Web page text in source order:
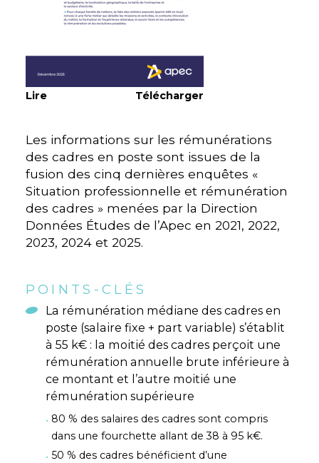
Lire Télécharger
Les informations sur les rémunérations
des cadres en poste sont issues de la
fusion des cinq dernières enquêtes «
Situation professionnelle et rémunération
des cadres » menées par la Direction
Données Études de l’Apec en 2021, 2022,
2023, 2024 et 2025.
POINTS-CLÉS
La rémunération médiane des cadres en
poste (salaire fixe + part variable) s’établit
à 55 k€ : la moitié des cadres perçoit une
rémunération annuelle brute inférieure à
ce montant et l’autre moitié une
rémunération supérieure
80 % des salaires des cadres sont compris
dans une fourchette allant de 38 à 95 k€.
50 % des cadres bénéficient d’une